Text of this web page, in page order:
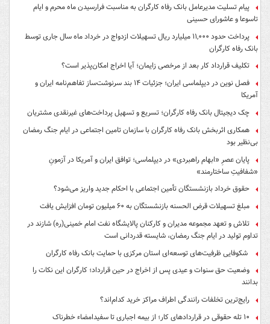
پیام تسلیت مدیرعامل بانک رفاه کارگران به مناسبت فرارسیدن ماه محرم و ایام
تاسوعا و عاشورای حسینی
پرداخت حدود ۱۱,۰۰۰ میلیارد ریال تسهیلات ازدواج در خرداد ماه سال جاری توسط
بانک رفاه کارگران
تکلیف قرارداد کار بعد از مرخصی زایمان؛ آیا اخراج امکان‌پذیر است؟
فصل نوین در دیپلماسی ایران؛ جزئیات ۱۴ بند سرنوشت‌ساز تفاهم‌نامه ایران و
آمریکا
چک دیجیتال بانک رفاه کارگران؛ تسریع و تسهیل پرداخت‌های غیرنقدی مشتریان
همکاری اثربخش بانک رفاه کارگران با سازمان تامین اجتماعی در ایام جنگ رمضان
بی‌نظیر بود
پایان عصرِ «ابهام راهبردی» در دیپلماسی؛ توافق ایران و آمریکا در آزمونِ
«شفافیتِ ساختارمند»
حقوق خرداد بازنشستگان تأمین اجتماعی با احکام جدید واریز می‌شود؟
مبلغ تسهیلات قرض الحسنه بازنشستگان به ۶۰ میلیون تومان افزایش یافت
تلاش و تعهد مجموعه مدیران و کارکنان پالایشگاه نفت امام خمینی(ره) شازند در
تداوم تولید در ایام جنگ رمضان، شایسته قدردانی است
شکوفایی ظرفیت‌های توسعه‌ای استان مرکزی با حمایت بانک رفاه کارگران
وضعیت حق سنوات و عیدی پس از اخراج در حین قرارداد؛ کارگران این نکات را
بدانند
رایج‌ترین تخلفات رانندگی اطراف مراکز خرید کدام‌اند؟
۱۰ تله حقوقی در قراردادهای کار؛ از بیمه اجباری تا سفیدامضاء خطرناک